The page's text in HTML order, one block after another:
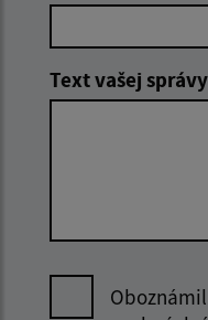
Text vašej